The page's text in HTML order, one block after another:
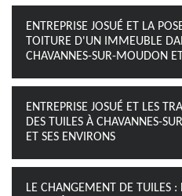
ENTREPRISE JOSUÉ ET LA
TOITURE D'UN IMMEUBLE
CHAVANNES-SUR-MOUDON
ENTREPRISE JOSUÉ ET LES
DES TUILES À CHAVANNES-
ET SES ENVIRONS
LE CHANGEMENT DE TUILES